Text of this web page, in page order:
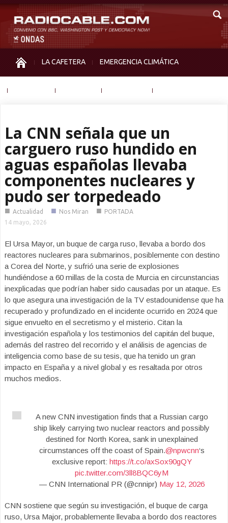
LA CAFETERA EMERGENCIA CLIMÁTICA
La CNN señala que un
carguero ruso hundido en
aguas españolas llevaba
componentes nucleares y
pudo ser torpedeado
■ Actualidad ■ Nos Miran ■ PORTADA
14 mayo, 2026
El Ursa Mayor, un buque de carga ruso, llevaba a bordo dos
reactores nucleares para submarinos, posiblemente con destino
a Corea del Norte, y sufrió una serie de explosiones
hundiéndose a 60 millas de la costa de Murcia en circunstancias
inexplicadas que podrían haber sido causadas por un ataque. Es
lo que asegura una investigación de la TV estadounidense que ha
recuperado y profundizado en el incidente ocurrido en 2024 que
sigue envuelto en el secretismo y el misterio. Citan la
investigación española y los testimonios del capitán del buque,
además del rastreo del recorrido y el análisis de agencias de
inteligencia como base de su tesis, que ha tenido un gran
impacto en España y a nivel global y es resaltada por otros
muchos medios.
A new CNN investigation finds that a Russian cargo
ship likely carrying two nuclear reactors and possibly
destined for North Korea, sank in unexplained
circumstances off the coast of Spain.@npwcnn‘s
exclusive report: https://t.co/axSox90gQY
pic.twitter.com/3ll8BQC6yM
— CNN International PR (@cnnipr) May 12, 2026
CNN sostiene que según su investigación, el buque de carga
ruso, Ursa Major, probablemente llevaba a bordo dos reactores